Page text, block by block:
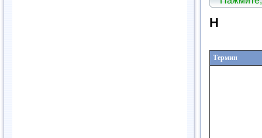
Н
Термин